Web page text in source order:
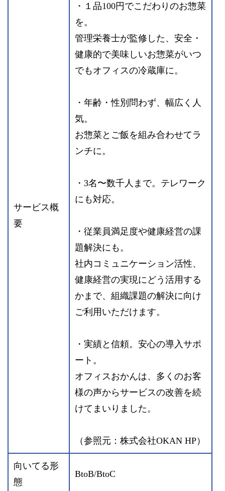
サービス概
要
・１品100円でこだわりのお惣菜
を。
管理栄養士が監修した、安全・
健康的で美味しいお惣菜がいつ
でもオフィスの冷蔵庫に。
・年齢・性別問わず、幅広く人
気。
お惣菜とご飯を組み合わせてラ
ンチに。
・3名〜数千人まで。テレワーク
にも対応。
・従業員満足度や健康経営の課
題解決にも。
社内コミュニケーション活性、
健康経営の実現にどう活用する
かまで、組織課題の解決に向け
ご利用いただけます。
・実績と信頼。安心の導入サポ
ート。
オフィスおかんは、多くのお客
様の声からサービスの改善を続
けてまいりました。
（参照元：株式会社OKAN HP）
向いてる形
態
BtoB/BtoC